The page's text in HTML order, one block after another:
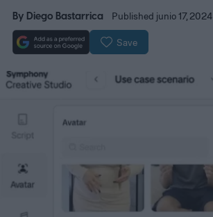
By Diego Bastarrica Published junio 17, 2024
Save